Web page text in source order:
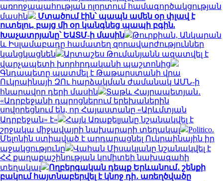
առողջապահության ոլորտում համագործակցության
մասին
Մտածում էին՝ պապն ամեն օր փլավ է
ուտելու, բայց մի օր կանգնեց պապի բգին.
Խաչատրյանը՝ ԵԱՏՄ-ի մասին
Թուրքիան, Անկարան
և Իսլամաբադը համատեղ զորավարժություններ
կանցկացնեն
Արտաշես Թումանյանն ազատվել է
վարչապետի խորհրդականի պաշտոնից
Գնդապետը պատմել է Թաթարստանի վրա
Ուկրաինայի ԶՈւ հարձակման ժամանակ ԱՄՆ-ի
հնարավոր դերի մասին
Տաթև Հայրապետյան․
«Ադրբեջանի դպրոցներում երեխաներին
սովորեցնում են, որ Հայաստանը «Արևմտյան
Ադրբեջան» է»
Հայկ Առաքելյանը նշանակվել է
շրջակա միջավայրի նախարարի տեղակալ
Politico.
Մելոնին ստիպված է արդարացնել Ուկրաինային իր
աջակցությունը
Վահան Միսակյանը նշանակվել է
ՀՀ քաղաքաշինության կոմիտեի նախագահի
տեղակալ
Ողբերգական դեպք Երևանում․ շենքի
բակում հայտնաբերվել է կնոջ դի․ առեղծվածը